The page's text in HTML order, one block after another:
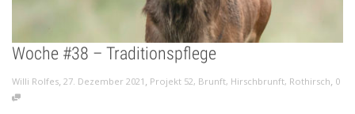
Woche #38 – Traditionspflege
Willi Rolfes, 27. Dezember 2021 , Projekt 52, Brunft, Hirschbrunft, Rothirsch, 0